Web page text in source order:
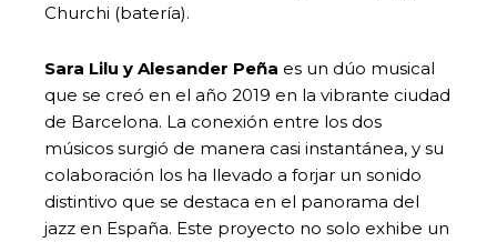
Churchi (batería).
Sara Lilu y Alesander Peña es un dúo musical
que se creó en el año 2019 en la vibrante ciudad
de Barcelona. La conexión entre los dos
músicos surgió de manera casi instantánea, y su
colaboración los ha llevado a forjar un sonido
distintivo que se destaca en el panorama del
jazz en España. Este proyecto no solo exhibe un